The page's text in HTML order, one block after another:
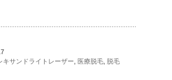
キサンドライトレーザー
医療脱毛 脱毛